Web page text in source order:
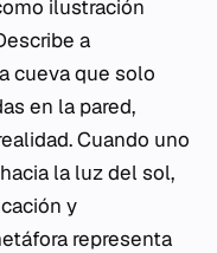
ilustración
a
cueva que solo
en la pared,
Cuando uno
la luz del sol,
y
representa